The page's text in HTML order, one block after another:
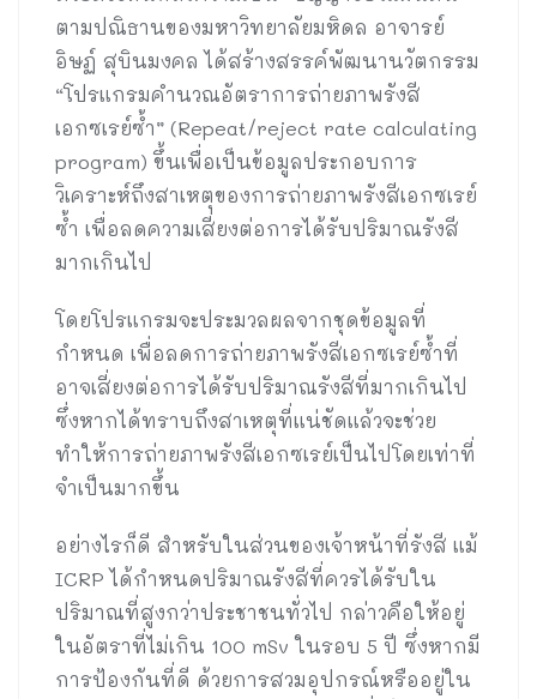
ตามปณิธานของมหาวิทยาลัยมหิดล อาจารย์
อิษฏ์ สุบินมงคล ได้สร้างสรรค์พัฒนานวัตกรรม
“โปรแกรมคำนวณอัตราการถ่ายภาพรังสี
เอกซเรย์ซ้ำ” (Repeat/reject rate calculating
program) ขึ้นเพื่อเป็นข้อมูลประกอบการ
วิเคราะห์ถึงสาเหตุของการถ่ายภาพรังสีเอกซเรย์
ซ้ำ เพื่อลดความเสี่ยงต่อการได้รับปริมาณรังสี
มากเกินไป
โดยโปรแกรมจะประมวลผลจากชุดข้อมูลที่
กำหนด เพื่อลดการถ่ายภาพรังสีเอกซเรย์ซ้ำที่
อาจเสี่ยงต่อการได้รับปริมาณรังสีที่มากเกินไป
ซึ่งหากได้ทราบถึงสาเหตุที่แน่ชัดแล้วจะช่วย
ทำให้การถ่ายภาพรังสีเอกซเรย์เป็นไปโดยเท่าที่
จำเป็นมากขึ้น
อย่างไรก็ดี สำหรับในส่วนของเจ้าหน้าที่รังสี แม้
ICRP ได้กำหนดปริมาณรังสีที่ควรได้รับใน
ปริมาณที่สูงกว่าประชาชนทั่วไป กล่าวคือให้อยู่
ในอัตราที่ไม่เกิน 100 mSv ในรอบ 5 ปี ซึ่งหากมี
การป้องกันที่ดี ด้วยการสวมอุปกรณ์หรืออยู่ใน